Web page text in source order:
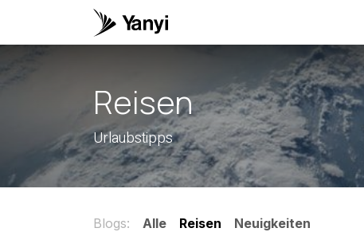
Zum Inhalt springen
Reisen
Urlaubstipps
Blogs: Alle Reisen Neuigkeiten